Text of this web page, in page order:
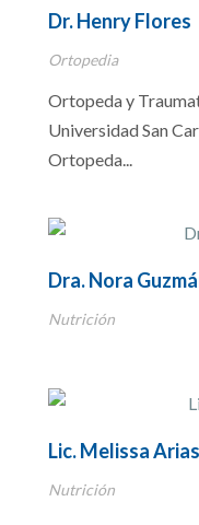
Dr. Henry Flores
Ortopedia
Ortopeda y
Universidad San
Ortopeda...
Dra. Nora
Nutrición
Lic. Melissa Arias
Nutrición